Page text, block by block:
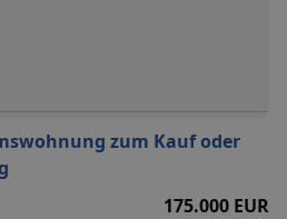
zum Kauf oder
175.000 EUR